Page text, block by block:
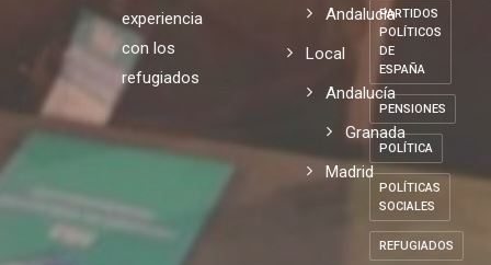
experiencia
con los
refugiados
Andalucia
Local
Andalucía
Granada
Madrid
PARTIDOS
POLÍTICOS
DE
ESPAÑA
PENSIONES
POLÍTICA
POLÍTICAS
SOCIALES
REFUGIADOS